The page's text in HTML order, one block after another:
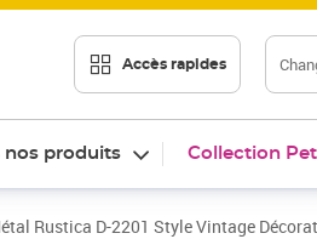
Accès rapides
nos produits Collection
Rustica D-2201 Style Vintage